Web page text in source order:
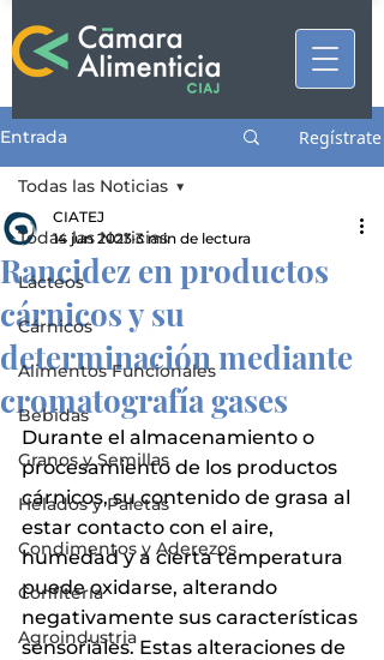
Entrada Regístrate
Todas las Noticias
Lácteos
Cárnicos
Alimentos Funcionales
Bebidas
Granos y Semillas
Helados y Paletas
Condimentos y Aderezos
Confitería
Agroindustria
Todas las Noticias
Rancidez en productos
cárnicos y su
determinación mediante
cromatografía gases
CIATEJ
14 jun 2023 3 min de lectura
Durante el almacenamiento o
procesamiento de los productos
cárnicos, su contenido de grasa al
estar contacto con el aire,
humedad y a cierta temperatura
puede oxidarse, alterando
negativamente sus características
sensoriales. Estas alteraciones de